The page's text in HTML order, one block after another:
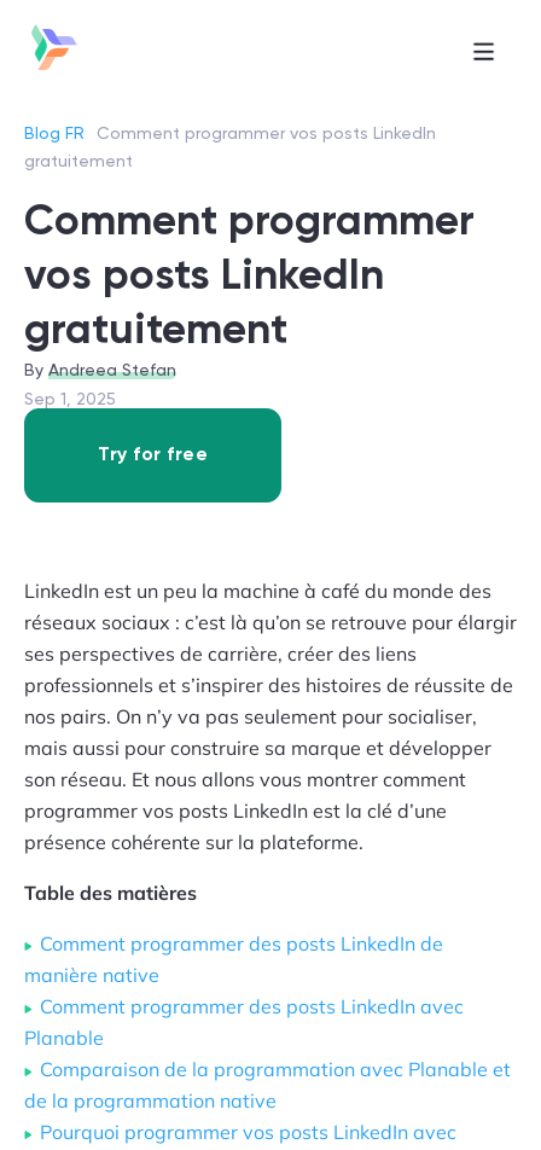
Blog FR
Comment programmer vos posts LinkedIn
gratuitement
Comment programmer
vos posts LinkedIn
gratuitement
Andreea Stefan
Sep 1, 2025
Try for free
LinkedIn est un peu la machine à café du monde des
réseaux sociaux : c’est là qu’on se retrouve pour élargir
ses perspectives de carrière, créer des liens
professionnels et s’inspirer des histoires de réussite de
nos pairs. On n’y va pas seulement pour socialiser,
mais aussi pour construire sa marque et développer
son réseau. Et nous allons vous montrer comment
programmer vos posts LinkedIn est la clé d’une
présence cohérente sur la plateforme.
Table des matières
Comment programmer des posts LinkedIn de
manière native
Comment programmer des posts LinkedIn avec
Planable
Comparaison de la programmation avec Planable et
de la programmation native
Pourquoi programmer vos posts LinkedIn avec